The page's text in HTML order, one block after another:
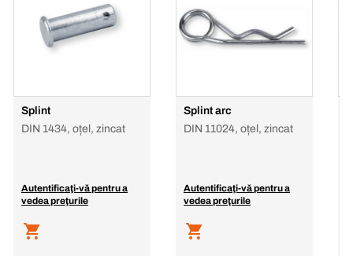
Splint
DIN 1434, oțel, zincat
Autentificaţi-vă pentru a
vedea preţurile
Splint arc
DIN 11024, oțel, zincat
Autentificaţi-vă pentru a
vedea preţurile